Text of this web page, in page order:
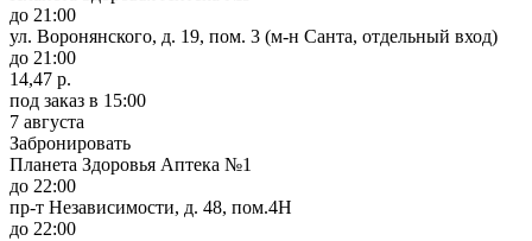
до 21:00
ул. Воронянского, д. 19, пом. 3 (м-н Санта, отдельный вход)
до 21:00
14,47 р.
под заказ в 15:00
7 августа
Забронировать
Планета Здоровья Аптека №1
до 22:00
пр-т Независимости, д. 48, пом.4Н
до 22:00